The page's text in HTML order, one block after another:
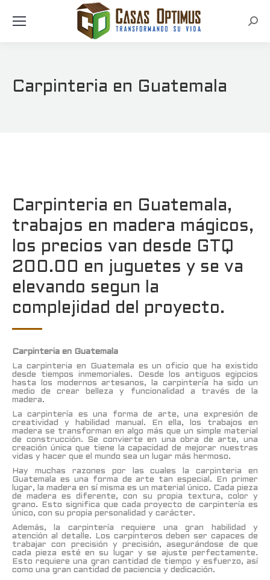
Carpinteria en Guatemala
Carpinteria en Guatemala,
trabajos en madera mágicos,
los precios van desde GTQ
200.00 en juguetes y se va
elevando segun la
complejidad del proyecto.
Carpinteria en Guatemala
La carpinteria en Guatemala es un oficio que ha existido
desde tiempos inmemoriales. Desde los antiguos egipcios
hasta los modernos artesanos, la carpintería ha sido un
medio de crear belleza y funcionalidad a través de la
madera.
La carpintería es una forma de arte, una expresión de
creatividad y habilidad manual. En ella, los trabajos en
madera se transforman en algo más que un simple material
de construcción. Se convierte en una obra de arte, una
creación única que tiene la capacidad de mejorar nuestras
vidas y hacer que el mundo sea un lugar más hermoso.
Hay muchas razones por las cuales la carpinteria en
Guatemala es una forma de arte tan especial. En primer
lugar, la madera en sí misma es un material único. Cada pieza
de madera es diferente, con su propia textura, color y
grano. Esto significa que cada proyecto de carpintería es
único, con su propia personalidad y carácter.
Además, la carpintería requiere una gran habilidad y
atención al detalle. Los carpinteros deben ser capaces de
trabajar con precisión y precisión, asegurándose de que
cada pieza esté en su lugar y se ajuste perfectamente.
Esto requiere una gran cantidad de tiempo y esfuerzo, así
como una gran cantidad de paciencia y dedicación.